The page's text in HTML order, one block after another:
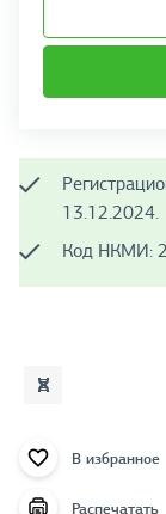
13.12.2024.
Код НКМИ:
В избранное
Распечатать